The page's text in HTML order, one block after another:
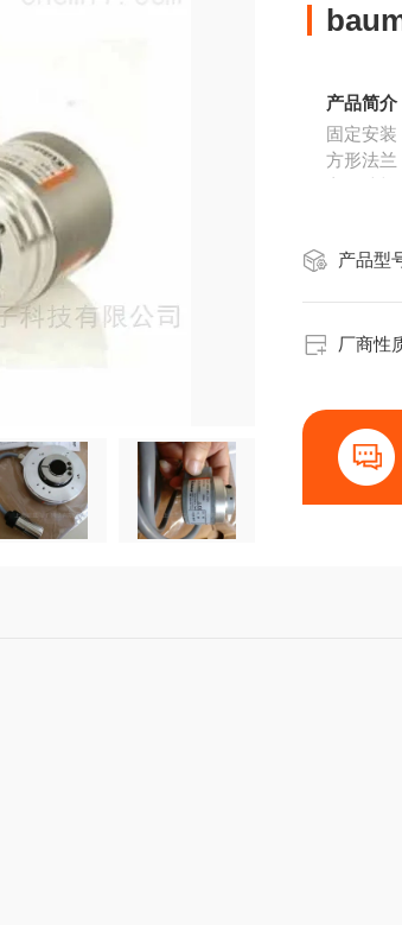
产品简介
固定安
方形法兰
R（带
夹紧法
产品型
厂商性